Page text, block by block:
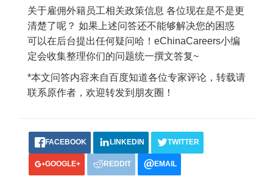
关于雇佣外籍员工相关政策信息 各位现在是不是更
清楚了呢？ 如果上述问答还不能够解决您的困惑
可以在后台提出任何疑问哈！eChinaCareers小编
定会收集整理你们的问题统一撰文答复~
*本文问答内容来自百度知道各位专家评论，转载请
联系原作者，欢迎转发到朋友圈！
FACEBOOK LINKEDIN TWITTER
GOOGLE+ REDDIT EMAIL